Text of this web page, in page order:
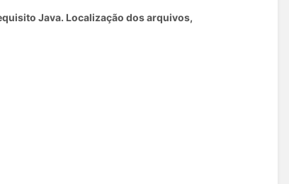
Java. Localização dos arquivos,